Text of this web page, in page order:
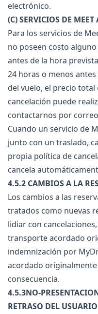
electrónico.
(C) SERVICIOS DE MEET
Para los servicios de
no poseen costo
antes de la hora
24 horas o menos
del vuelo, el precio total
cancelación puede
contactarnos por
Cuando un servicio de
junto con un traslado,
propia política de
cancela
4.5.2 CAMBIOS A LA
Los cambios a las
tratados como nuevas
lidiar con
transporte acordado
indemnización por
acordado
consecuencia.
4.5.3NO-
RETRASO DEL USUARIO